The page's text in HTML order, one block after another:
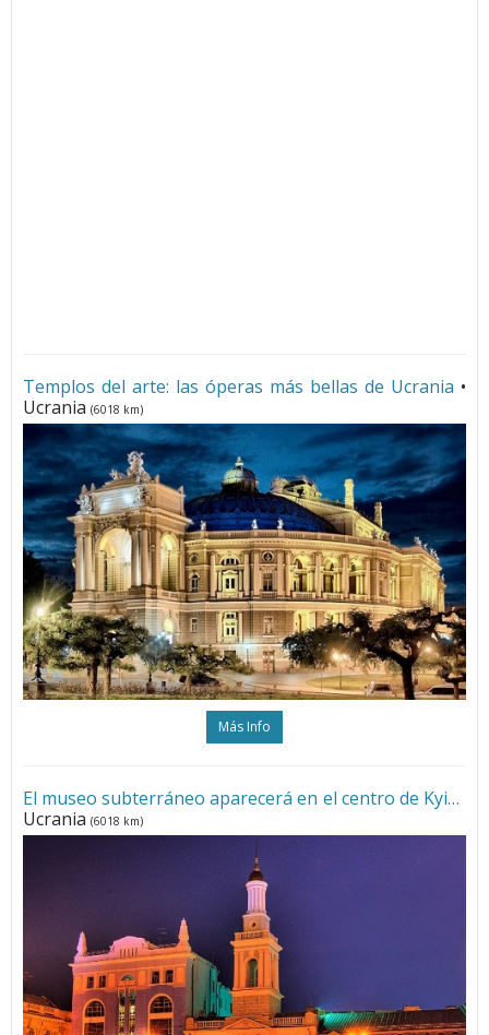
Templos del arte: las óperas más bellas de Ucrania •
Ucrania (6018 km)
Más Info
El museo subterráneo aparecerá en el centro de Kyiv
Ucrania (6018 km)